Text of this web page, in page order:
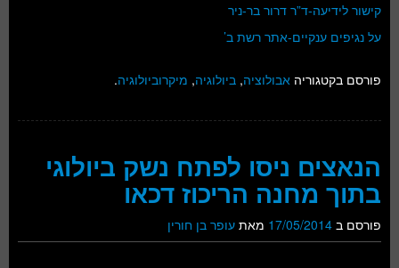
קישור לידיעה-ד”ר דרור בר-ניר
על נגיפים ענקיים-אתר רשת ב’
פורסם בקטגוריה אבולוציה, ביולוגיה, מיקרוביולוגיה.
הנאצים ניסו לפתח נשק ביולוגי
בתוך מחנה הריכוז דכאו
פורסם ב 17/05/2014 מאת עופר בן חורין